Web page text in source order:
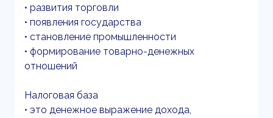
• развития торговли
• появления государства
• становление промышленности
• формирование товарно-денежных
отношений
Налоговая база
• это денежное выражение дохода,